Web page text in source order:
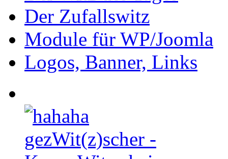
Der Zufallswitz
Module für WP/Joomla
Logos, Banner, Links